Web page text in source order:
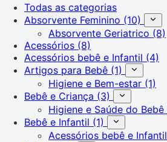
Todas as categorias
Absorvente Feminino (10)
Absorvente Geriatrico (8)
Acessórios (8)
Acessórios bebê e Infantil (4)
Artigos para Bebê (1)
Higiene e Bem-estar (1)
Bebê e Criança (3)
Higiene e Saúde do Bebê
Bebê e Infantil (1)
Acessórios bebê e Infantil